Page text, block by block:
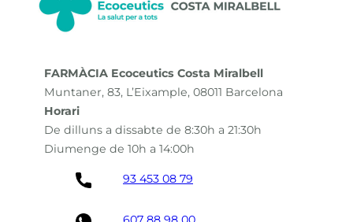
FARMÀCIA Ecoceutics Costa Miralbell
Muntaner, 83, L’Eixample, 08011 Barcelona
Horari
De dilluns a dissabte de 8:30h a 21:30h
Diumenge de 10h a 14:00h
93 453 08 79